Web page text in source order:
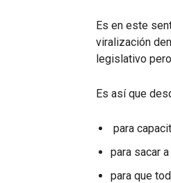
Es en este
viralización
legislativo
Es así que
para
para sacar
para que